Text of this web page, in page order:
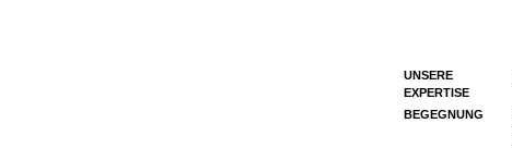
UNSERE
EXPERTISE
BEGEGNUNG